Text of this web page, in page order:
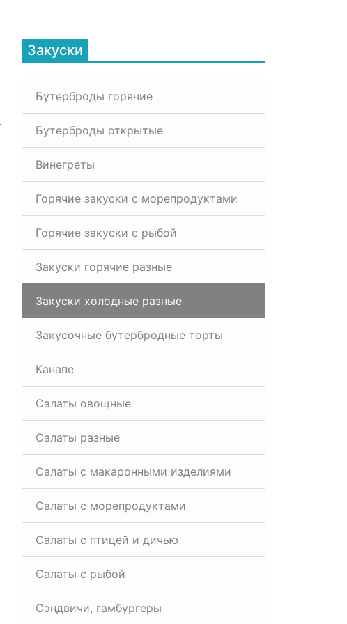
Закуски
Бутерброды горячие
Бутерброды открытые
Винегреты
Горячие закуски с морепродуктами
Горячие закуски с рыбой
Закуски горячие разные
Закуски холодные разные
Закусочные бутербродные торты
Канапе
Салаты овощные
Салаты разные
Салаты с макаронными изделиями
Салаты с морепродуктами
Салаты с птицей и дичью
Салаты с рыбой
Сэндвичи, гамбургеры